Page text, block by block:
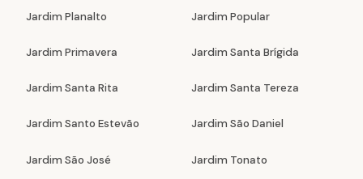
Jardim Planalto Jardim Popular
Jardim Primavera Jardim Santa Brígida
Jardim Santa Rita Jardim Santa Tereza
Jardim Santo Estevão Jardim São Daniel
Jardim São José Jardim Tonato